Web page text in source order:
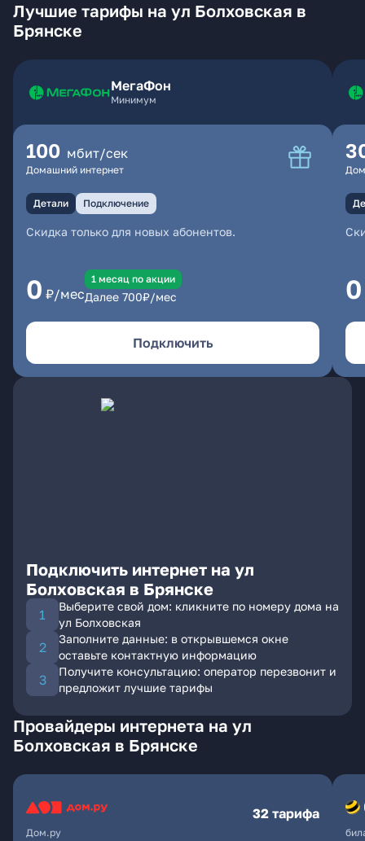
Лучшие тарифы на ул Болховская в
Брянске
МегаФон
Минимум
100 мбит/сек
Домашний интернет
Детали Подключение
Скидка только для новых абонентов.
0 ₽/мес
1 месяц по акции
Далее 700₽/мес
Подключить
0
Подключить интернет на ул
Болховская в Брянске
Выберите свой дом: кликните по номеру дома на
ул Болховская
Заполните данные: в открывшемся окне
оставьте контактную информацию
Получите консультацию: оператор перезвонит и
предложит лучшие тарифы
Провайдеры интернета на ул
Болховская в Брянске
Дом.ру
32 тарифа